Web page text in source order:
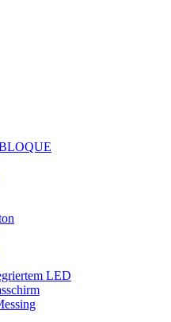
LED